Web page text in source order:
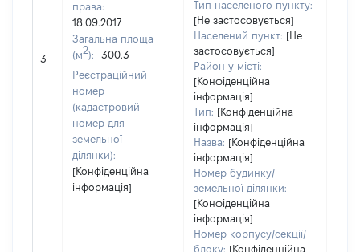
3
права:
18.09.2017
Загальна площа
(м2):
300.3
Реєстраційний
номер
(кадастровий
номер для
земельної
ділянки):
[Конфіденційна
інформація]
Тип населеного пункту:
[Не застосовується]
Населений пункт: [Не
застосовується]
Район у місті:
[Конфіденційна
інформація]
Тип: [Конфіденційна
інформація]
Назва: [Конфіденційна
інформація]
Номер будинку/
земельної ділянки:
[Конфіденційна
інформація]
Номер корпусу/секції/
блоку: [Конфіденційна